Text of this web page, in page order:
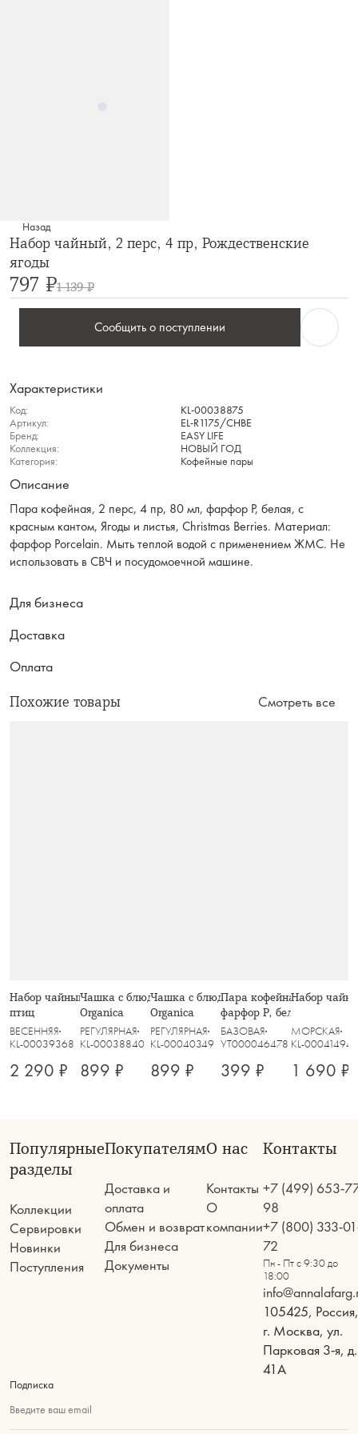
Назад
Набор чайный, 2 перс, 4 пр, Рождественские
ягоды
797 ₽1 139 ₽
Сообщить о поступлении
Характеристики
Код:
KL-00038875
Артикул:
EL-R1175/CHBE
Бренд:
EASY LIFE
Коллекция:
НОВЫЙ ГОД
Категория:
Кофейные пары
Описание
Пара кофейная, 2 перс, 4 пр, 80 мл, фарфор P, белая, с
красным кантом, Ягоды и листья, Christmas Berries. Материал:
фарфор Рorcelain. Мыть теплой водой с применением ЖМС. Не
использовать в СВЧ и посудомоечной машине.
Для бизнеса
Доставка
Оплата
Похожие товары Смотреть все
Набор чайный, 2 перс, 4 пр, Пение
птиц
ВЕСЕННЯЯ
KL-00039368
2 290 ₽
Чашка с блюдцем, 90 мл, серая,
Organica
РЕГУЛЯРНАЯ
KL-00038840
899 ₽
Чашка с блюдцем, 90 мл, зелёная,
Organica
РЕГУЛЯРНАЯ
KL-00040349
899 ₽
Пара кофейная, 1 перс, 2
фарфор P, белая,
БАЗОВАЯ
УТ000046478
399 ₽
Набор
МОРСКАЯ
KL-00041494
1 690 ₽
Популярные
разделы
Коллекции
Сервировки
Новинки
Поступления
Покупателям
Доставка и
оплата
Обмен и возврат
Для бизнеса
Документы
О нас
Контакты
О
компании
Контакты
+7 (499) 653-
98
+7 (800) 333-
72
Пн - Пт с 9:30 до
18:00
105425, Россия,
г. Москва, ул.
Парковая 3-я, д.
41А
Подписка
Введите ваш email